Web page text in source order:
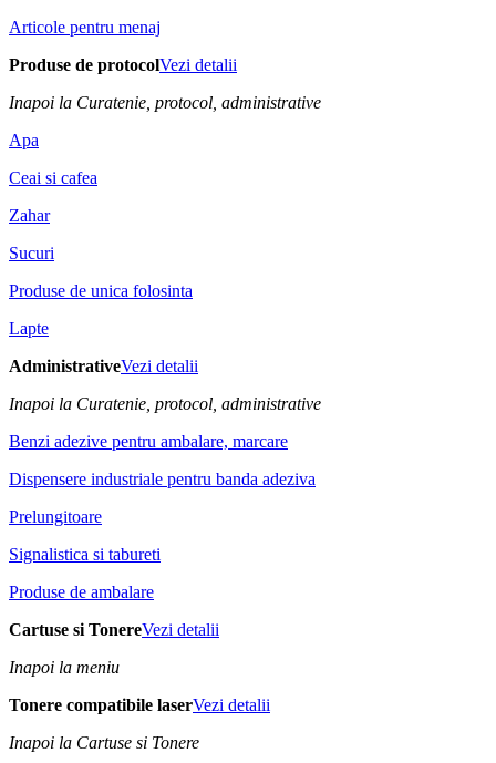
Articole pentru menaj
Produse de protocolVezi detalii
Inapoi la Curatenie, protocol, administrative
Apa
Ceai si cafea
Zahar
Sucuri
Produse de unica folosinta
Lapte
AdministrativeVezi detalii
Inapoi la Curatenie, protocol, administrative
Benzi adezive pentru ambalare, marcare
Dispensere industriale pentru banda adeziva
Prelungitoare
Signalistica si tabureti
Produse de ambalare
Cartuse si TonereVezi detalii
Inapoi la meniu
Tonere compatibile laserVezi detalii
Inapoi la Cartuse si Tonere